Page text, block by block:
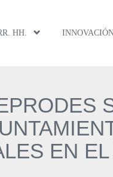
HH.
EN